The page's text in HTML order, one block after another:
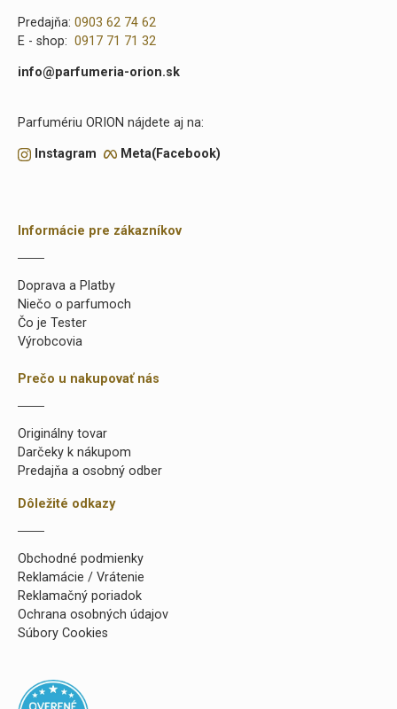
Predajňa: 0903 62 74 62
E - shop: 0917 71 71 32
info@parfumeria-orion.sk
Parfumériu ORION nájdete aj na:
Instagram Meta(Facebook)
Informácie pre zákazníkov
Doprava a Platby
Niečo o parfumoch
Čo je Tester
Výrobcovia
Prečo u nakupovať nás
Originálny tovar
Darčeky k nákupom
Predajňa a osobný odber
Dôležité odkazy
Obchodné podmienky
Reklamácie / Vrátenie
Reklamačný poriadok
Ochrana osobných údajov
Súbory Cookies